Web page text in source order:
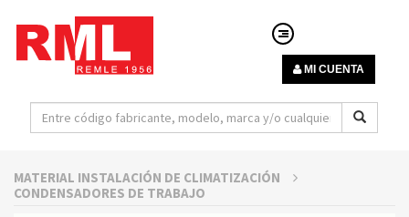
MI CUENTA
MATERIAL INSTALACIÓN DE CLIMATIZACIÓN
CONDENSADORES DE TRABAJO